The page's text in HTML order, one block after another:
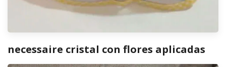
necessaire cristal con flores aplicadas